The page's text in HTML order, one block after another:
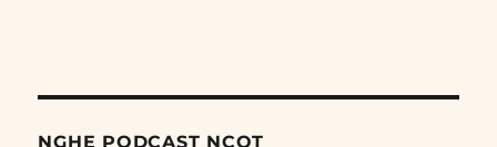
NGHE PODCAST NCQT